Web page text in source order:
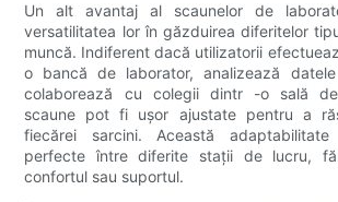
Un alt avantaj al scaunelor de
versatilitatea lor în găzduirea diferitelor
muncă. Indiferent dacă utilizatorii
o bancă de laborator, analizează
colaborează cu colegii dintr -o sală
scaune pot fi ușor ajustate pentru a
fiecărei sarcini. Această
perfecte între diferite stații de lucru,
confortul sau suportul.